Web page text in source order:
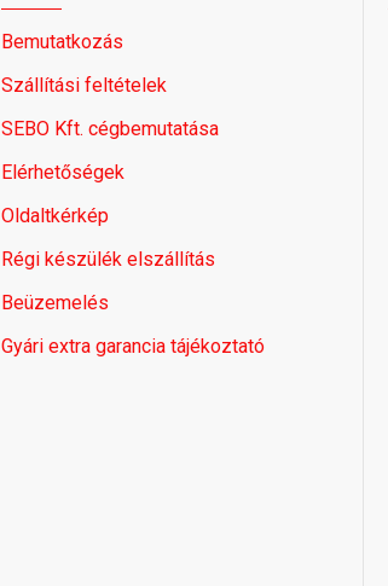
Bemutatkozás
Szállítási feltételek
SEBO Kft. cégbemutatása
Elérhetőségek
Oldaltkérkép
Régi készülék elszállítás
Beüzemelés
Gyári extra garancia tájékoztató